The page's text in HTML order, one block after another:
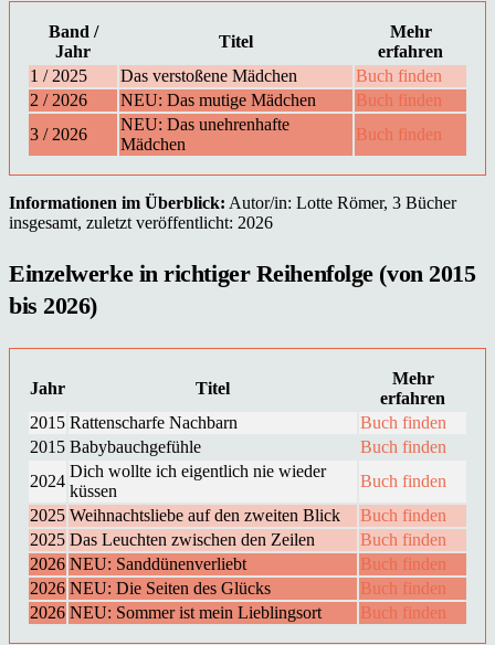
Band /
Jahr
Titel
Mehr
erfahren
1 / 2025
Das verstoßene Mädchen
Buch finden
2 / 2026
NEU: Das mutige Mädchen
Buch finden
3 / 2026
NEU: Das unehrenhafte
Mädchen
Buch finden
Informationen im Überblick: Autor/in: Lotte Römer, 3 Bücher
insgesamt, zuletzt veröffentlicht: 2026
Einzelwerke in richtiger Reihenfolge (von 2015
bis 2026)
Jahr Titel
Mehr
erfahren
2015 Rattenscharfe Nachbarn
Buch finden
2015 Babybauchgefühle
Buch finden
2024
Dich wollte ich eigentlich nie wieder
küssen
Buch finden
2025 Weihnachtsliebe auf den zweiten Blick
Buch finden
2025 Das Leuchten zwischen den Zeilen
Buch finden
2026 NEU: Sanddünenverliebt
Buch finden
2026 NEU: Die Seiten des Glücks
Buch finden
2026 NEU: Sommer ist mein Lieblingsort Buch finden